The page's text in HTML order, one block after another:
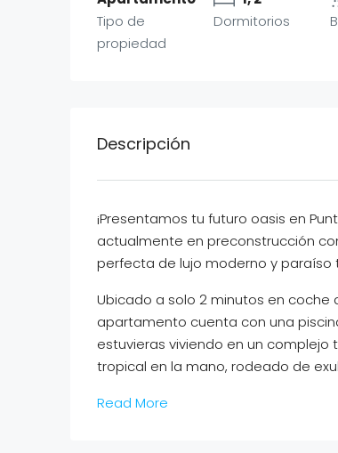
Tipo de
propiedad
Dormitorios
Descripción
¡Presentamos tu futuro oasis en
actualmente en preconstrucción
perfecta de lujo moderno y paraíso
Ubicado a solo 2 minutos en
apartamento cuenta con una
estuvieras viviendo en un
tropical en la mano, rodeado de
Read More